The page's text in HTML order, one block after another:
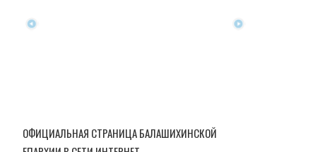
ОФИЦИАЛЬНАЯ СТРАНИЦА БАЛАШИХИНСКОЙ